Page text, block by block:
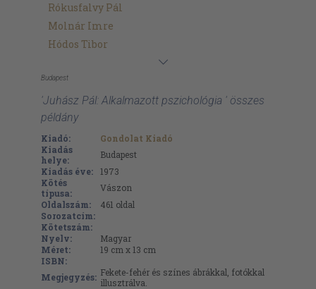
Rókusfalvy Pál
Molnár Imre
Hódos Tibor
Budapest
'Juhász Pál: Alkalmazott pszichológia ' összes
példány
Kiadó:
Gondolat Kiadó
Kiadás
helye:
Budapest
Kiadás éve:
1973
Kötés
típusa:
Vászon
Oldalszám:
461 oldal
Sorozatcím:
Kötetszám:
Nyelv:
Magyar
Méret:
19 cm x 13 cm
ISBN:
Megjegyzés: Fekete-fehér és színes ábrákkal, fotókkal
illusztrálva.